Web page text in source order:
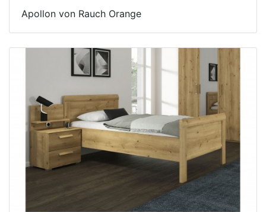
Apollon von Rauch Orange